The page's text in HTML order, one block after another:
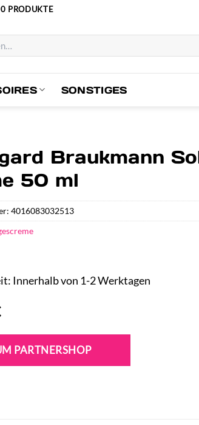
PRODUKTE
SONSTIGES
Braukmann
50 ml
Innerhalb von 1-2 Werktagen
PARTNERSHOP
4016083032513